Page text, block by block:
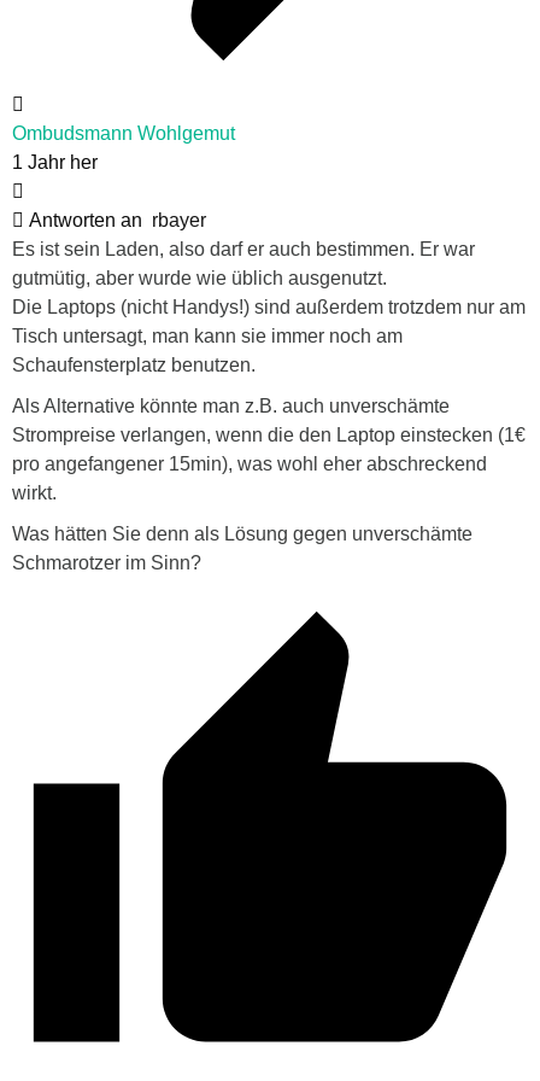
Ombudsmann Wohlgemut
1 Jahr her
Antworten an rbayer
Es ist sein Laden, also darf er auch bestimmen. Er war
gutmütig, aber wurde wie üblich ausgenutzt.
Die Laptops (nicht Handys!) sind außerdem trotzdem nur am
Tisch untersagt, man kann sie immer noch am
Schaufensterplatz benutzen.
Als Alternative könnte man z.B. auch unverschämte
Strompreise verlangen, wenn die den Laptop einstecken (1€
pro angefangener 15min), was wohl eher abschreckend
wirkt.
Was hätten Sie denn als Lösung gegen unverschämte
Schmarotzer im Sinn?